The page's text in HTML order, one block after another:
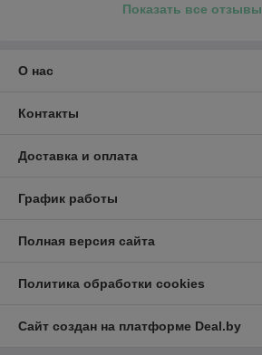
Показать все отзывы
О нас
Контакты
Доставка и оплата
График работы
Полная версия сайта
Политика обработки cookies
Сайт создан на платформе Deal.by